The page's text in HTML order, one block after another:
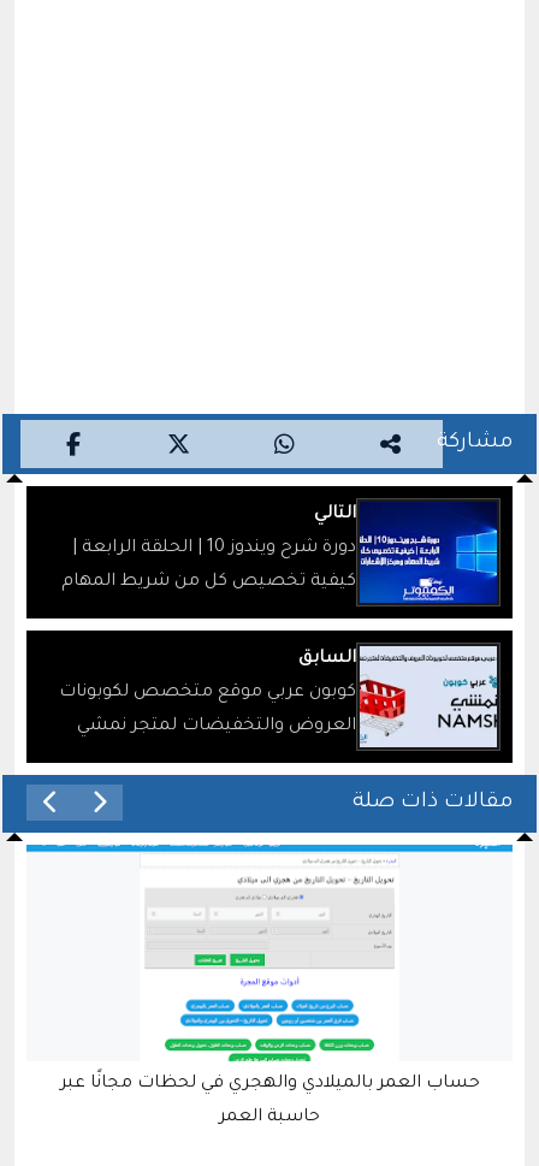
مشاركة
التالي
دورة شرح ويندوز 10 | الحلقة الرابعة |
كيفية تخصيص كل من شريط المهام
ومركز الإشعارات
السابق
كوبون عربي موقع متخصص لكوبونات
العروض والتخفيضات لمتجر نمشي
مقالات ذات صلة
حساب العمر بالميلادي والهجري في لحظات مجانًا عبر
حاسبة العمر